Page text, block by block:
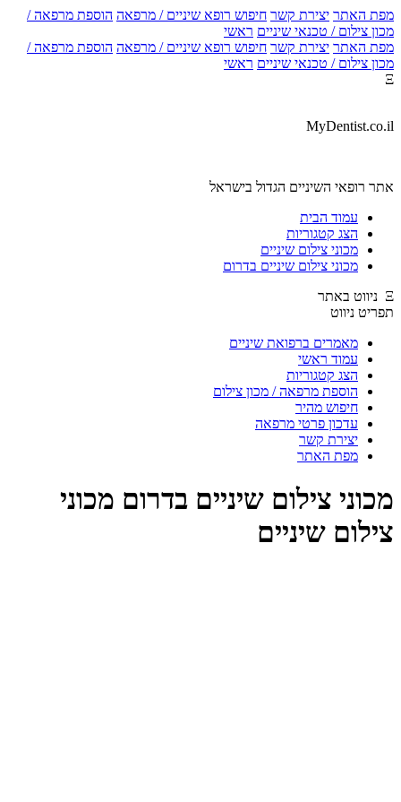
מפת האתר יצירת קשר חיפוש רופא שיניים / מרפאה הוספת מרפאה /
מכון צילום / טכנאי שיניים ראשי
מפת האתר יצירת קשר חיפוש רופא שיניים / מרפאה הוספת מרפאה /
מכון צילום / טכנאי שיניים ראשי
Ξ
MyDentist.co.il
אתר רופאי השיניים הגדול בישראל
עמוד הבית
הצג קטגוריות
מכוני צילום שיניים
מכוני צילום שיניים בדרום
Ξ ניווט באתר
תפריט ניווט
מאמרים ברפואת שיניים
עמוד ראשי
הצג קטגוריות
הוספת מרפאה / מכון צילום
חיפוש מהיר
עדכון פרטי מרפאה
יצירת קשר
מפת האתר
מכוני צילום שיניים בדרום מכוני
צילום שיניים